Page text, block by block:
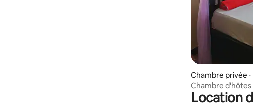
Chambre privée
Chambre d'hôtes
Location